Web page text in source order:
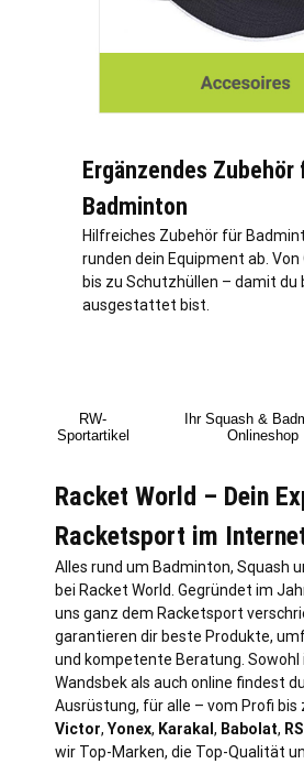
Ergänzendes Zubehör
Badminton
Hilfreiches Zubehör für
runden dein Equipment ab.
bis zu Schutzhüllen – damit du
ausgestattet bist.
RW-
Sportartikel
Ihr Squash &
Onlineshop
Racket World – Dein
Racketsport im
Alles rund um Badminton, Squash
bei Racket World. Gegründet im
uns ganz dem Racketsport
garantieren dir beste Produkte,
und kompetente Beratung. Sowohl
Wandsbek als auch online findest
Ausrüstung, für alle – vom Profi bis
Victor, Yonex, Karakal , Babolat,
wir Top-Marken, die Top-Qualität